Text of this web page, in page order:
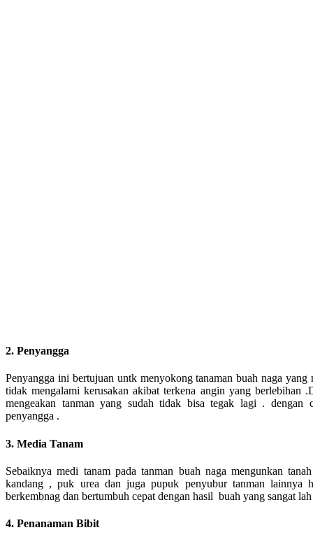
2. Penyangga
Penyangga ini bertujuan untk menyokong tanaman buah naga
tidak mengalami kerusakan akibat terkena angin yang berlebihan
mengeakan tanman yang sudah tidak bisa tegak lagi . dengan
penyangga .
3. Media Tanam
Sebaiknya medi tanam pada tanman buah naga mengunkan
kandang , puk urea dan juga pupuk penyubur tanman lainnya
berkembnag dan bertumbuh cepat dengan hasil buah yang sangat
4. Penanaman Bibit